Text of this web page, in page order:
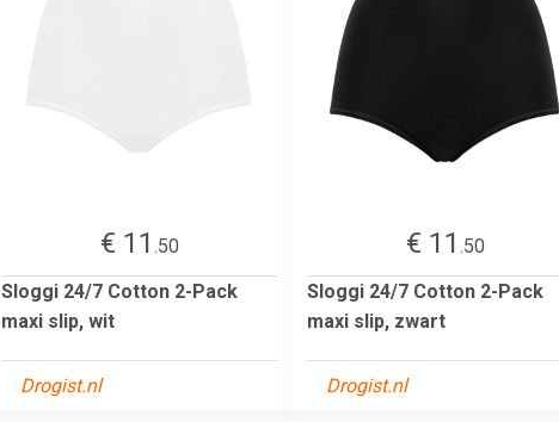
€ 11 .50
Sloggi 24/7 Cotton 2-Pack
maxi slip, wit
Drogist.nl
€ 11 .50
Sloggi 24/7 Cotton 2-Pack
maxi slip, zwart
Drogist.nl